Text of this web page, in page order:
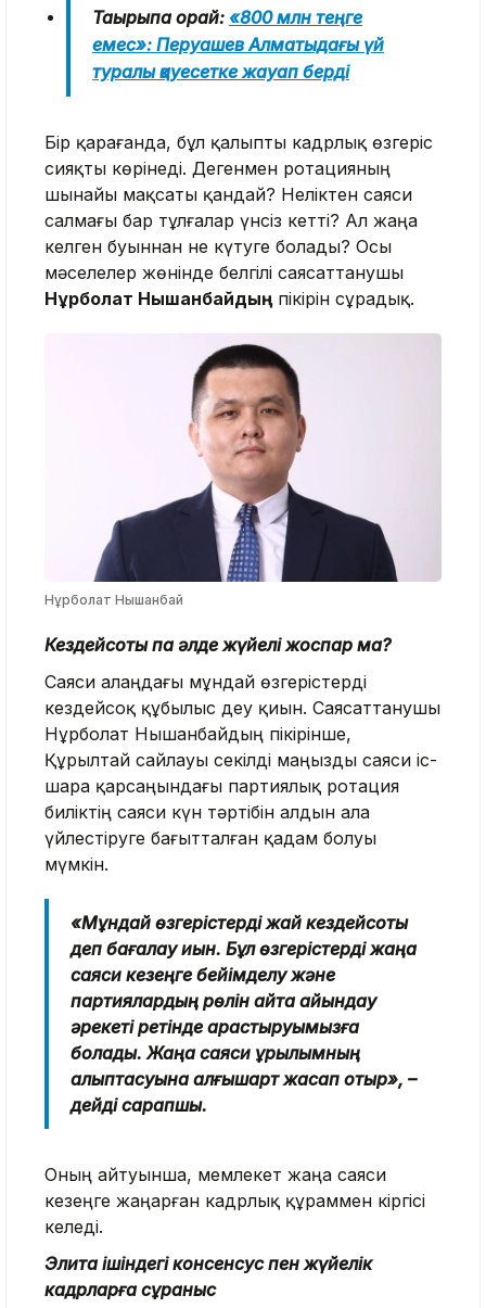
Тақырыпқа орай: «800 млн теңге
емес»: Перуашев Алматыдағы үй
туралы қауесетке жауап берді
Бір қарағанда, бұл қалыпты кадрлық өзгеріс
сияқты көрінеді. Дегенмен ротацияның
шынайы мақсаты қандай? Неліктен саяси
салмағы бар тұлғалар үнсіз кетті? Ал жаңа
келген буыннан не күтуге болады? Осы
мәселелер жөнінде белгілі саясаттанушы
Нұрболат Нышанбайдыңпікірін сұрадық.
Нұрболат Нышанбай
Кездейсоқтық па әлде жүйелі жоспар ма?
Саяси алаңдағы мұндай өзгерістерді
кездейсоқ құбылыс деу қиын. Саясаттанушы
Нұрболат Нышанбайдың пікірінше,
Құрылтай сайлауы секілді маңызды саяси іс-
шара қарсаңындағы партиялық ротация
биліктің саяси күн тәртібін алдын ала
үйлестіруге бағытталған қадам болуы
мүмкін.
«Мұндай өзгерістерді жай кездейсоқтық
деп бағалау қиын. Бұл өзгерістерді жаңа
саяси кезеңге бейімделу және
партиялардың рөлін қайта айқындау
әрекеті ретінде қарастыруымызға
болады. Жаңа саяси құрылымның
қалыптасуына алғышарт жасап отыр», –
дейді сарапшы.
Оның айтуынша, мемлекет жаңа саяси
кезеңге жаңарған кадрлық құраммен кіргісі
келеді.
Элита ішіндегі консенсус пен жүйелік
кадрларға сұраныс